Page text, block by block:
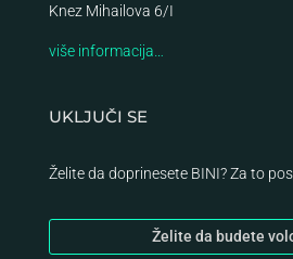
Knez Mihailova 6/I
više informacija…
UKLJUČI SE
Želite da doprinesete BINI? Za to
Želite da budete